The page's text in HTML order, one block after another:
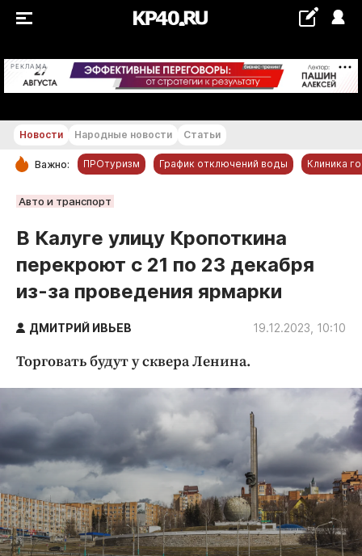
РЕКЛАМА +20...+21 °С
РУБРИКИ
Новости компаний
Статьи
Народные новости
Авто и транспорт
Криминал
Культура
Недвижимость и ЖКХ
Образование
Общество
Погода
Праздники
Происшествия
Новости Народные новости Статьи
Важно: ПРОтуризм График отключений воды Клиника
Авто и транспорт
В Калуге улицу Кропоткина
перекроют с 21 по 23 декабря
из-за проведения ярмарки
ДМИТРИЙ ИВЬЕВ 19.12.2023, 10:10
Торговать будут у сквера Ленина.